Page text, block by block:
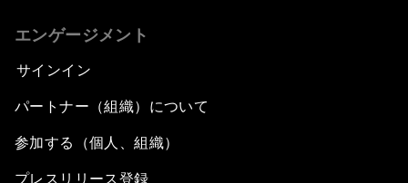
エンゲージメント
サインイン
パートナー（組織）について
参加する（個人、組織）
プレスリリース登録